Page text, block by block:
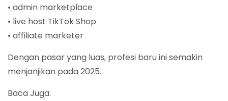
• admin marketplace
• live host TikTok Shop
• affiliate marketer
Dengan pasar yang luas, profesi baru ini semakin
menjanjikan pada 2025.
Baca Juga: